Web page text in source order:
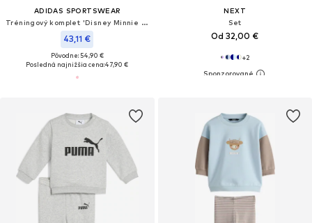
ADIDAS SPORTSWEAR
Tréningový komplet 'Disney Minnie Maus'
43,11 €
Pôvodne: 54,90 €
Posledná najnižšia cena:47,90 €
NEXT
Set
Od 32,00 €
+2